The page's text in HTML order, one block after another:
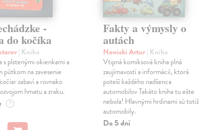
-
do kočíka
| Kniha
s plstenými okienkami a
na zavesenie
zabaví a rovnako
hmatu a zraku.
?
Fakty a výmysly o
autách
Nowicki Artur| Kniha
Vtipná komiksová kniha plná
zaujímavostí a informácií, ktorá
poteší každého nadšenca
automobilov Takáto kniha tu ešte
nebola! Hlavnými hrdinami sú totiž
automobily.
Do 5 dní